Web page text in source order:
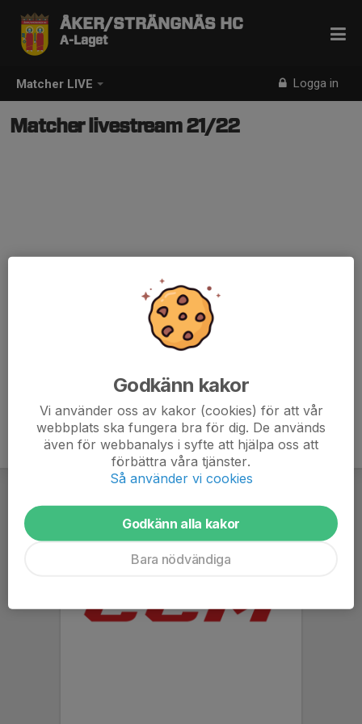
Matcher LIVE Logga in
ÅKER/STRÄNGNÄS HC
A-Laget
Matcher livestream 21/22
Godkänn kakor
Vi använder oss av kakor (cookies) för att vår
webbplats ska fungera bra för dig. De används
även för webbanalys i syfte att hjälpa oss att
förbättra våra tjänster.
Så använder vi cookies
Godkänn alla kakor
Bara nödvändiga